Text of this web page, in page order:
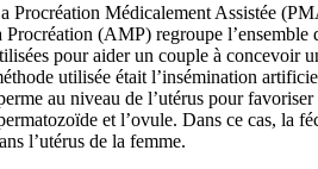
Procréation Médicalement Assistée
Procréation (AMP) regroupe l’ensemble
pour aider un couple à concevoir
utilisée était l’insémination
au niveau de l’utérus pour
et l’ovule. Dans ce cas, la
l’utérus de la femme.